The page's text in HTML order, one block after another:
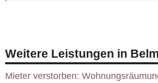
Weitere Leistungen in Belm
Mieter verstorben: